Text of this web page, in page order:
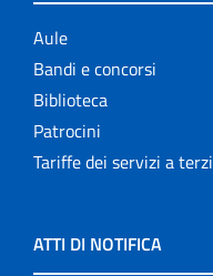
Aule
Bandi e concorsi
Biblioteca
Patrocini
Tariffe dei servizi a terzi
ATTI DI NOTIFICA